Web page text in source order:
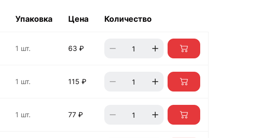
Упаковка Цена Количество
1 шт. 63 ₽
1 шт. 115 ₽
1 шт. 77 ₽